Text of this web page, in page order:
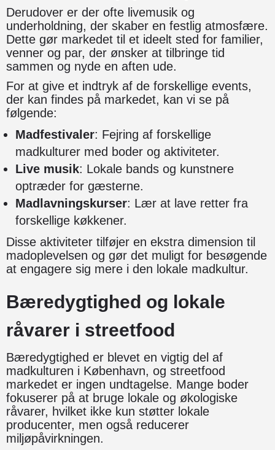
Derudover er der ofte livemusik og
underholdning, der skaber en festlig atmosfære.
Dette gør markedet til et ideelt sted for familier,
venner og par, der ønsker at tilbringe tid
sammen og nyde en aften ude.
For at give et indtryk af de forskellige events,
der kan findes på markedet, kan vi se på
følgende:
Madfestivaler: Fejring af forskellige
madkulturer med boder og aktiviteter.
Live musik: Lokale bands og kunstnere
optræder for gæsterne.
Madlavningskurser: Lær at lave retter fra
forskellige køkkener.
Disse aktiviteter tilføjer en ekstra dimension til
madoplevelsen og gør det muligt for besøgende
at engagere sig mere i den lokale madkultur.
Bæredygtighed og lokale
råvarer i streetfood
Bæredygtighed er blevet en vigtig del af
madkulturen i København, og streetfood
markedet er ingen undtagelse. Mange boder
fokuserer på at bruge lokale og økologiske
råvarer, hvilket ikke kun støtter lokale
producenter, men også reducerer
miljøpåvirkningen.